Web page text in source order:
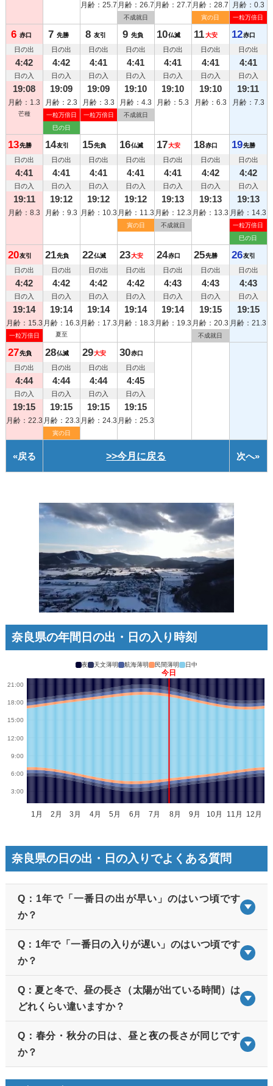
月齢：25.7 月齢：26.7
不成就日
月齢：27.7 月齢：28.7
寅の日
月齢：0.3
一粒万倍日
6 赤口
日の出
4:42
日の入
19:08
月齢：1.3
芒種
7 先勝
日の出
4:42
日の入
19:09
月齢：2.3
一粒万倍日
巳の日
8 友引
日の出
4:41
日の入
19:09
月齢：3.3
一粒万倍日
9 先負
日の出
4:41
日の入
19:10
月齢：4.3
不成就日
10仏滅
日の出
4:41
日の入
19:10
月齢：5.3
11大安
日の出
4:41
日の入
19:10
月齢：6.3
12赤口
日の出
4:41
日の入
19:11
月齢：7.3
13先勝
日の出
4:41
日の入
19:11
月齢：8.3
14友引
日の出
4:41
日の入
19:12
月齢：9.3
15先負
日の出
4:41
日の入
19:12
月齢：10.3
16仏滅
日の出
4:41
日の入
19:12
月齢：11.3
寅の日
17大安
日の出
4:41
日の入
19:13
月齢：12.3
不成就日
18赤口
日の出
4:42
日の入
19:13
月齢：13.3
19先勝
日の出
4:42
日の入
19:13
月齢：14.3
一粒万倍日
巳の日
20友引
日の出
4:42
日の入
19:14
月齢：15.3
一粒万倍日
21先負
日の出
4:42
日の入
19:14
月齢：16.3
夏至
22仏滅
日の出
4:42
日の入
19:14
月齢：17.3
23大安
日の出
4:42
日の入
19:14
月齢：18.3
24赤口
日の出
4:43
日の入
19:14
月齢：19.3
25先勝
日の出
4:43
日の入
19:15
月齢：20.3
不成就日
26友引
日の出
4:43
日の入
19:15
月齢：21.3
27先負
日の出
4:44
日の入
19:15
月齢：22.3
28仏滅
日の出
4:44
日の入
19:15
月齢：23.3
寅の日
29大安
日の出
4:44
日の入
19:15
月齢：24.3
30赤口
日の出
4:45
日の入
19:15
月齢：25.3
«戻る >>今月に戻る 次へ»
奈良県の年間日の出・日の入り時刻
夜 天文薄明 航海薄明 民間薄明 日中
奈良県の日の出・日の入りでよくある質問
Q：1年で「一番日の出が早い」のはいつ頃です
か？
Q：1年で「一番日の入りが遅い」のはいつ頃です
か？
Q：夏と冬で、昼の長さ（太陽が出ている時間）は
どれくらい違いますか？
Q：春分・秋分の日は、昼と夜の長さが同じです
か？